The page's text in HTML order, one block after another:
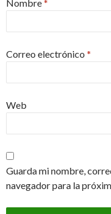
Nombre*
Correo electrónico *
Web
Guarda mi nombre,
navegador para la